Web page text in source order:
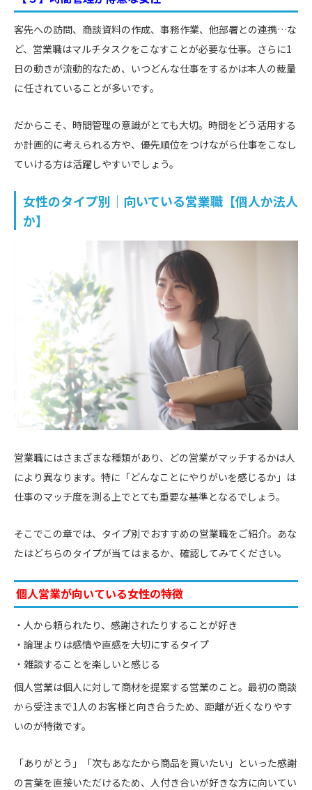
客先への訪問、商談資料の作成、事務作業、他部署との連携…な
ど、営業職はマルチタスクをこなすことが必要な仕事。さらに1
日の動きが流動的なため、いつどんな仕事をするかは本人の裁量
に任されていることが多いです。
だからこそ、時間管理の意識がとても大切。時間をどう活用する
か計画的に考えられる方や、優先順位をつけながら仕事をこなし
ていける方は活躍しやすいでしょう。
女性のタイプ別｜向いている営業職【個人か法人
か】
営業職にはさまざまな種類があり、どの営業がマッチするかは人
により異なります。特に「どんなことにやりがいを感じるか」は
仕事のマッチ度を測る上でとても重要な基準となるでしょう。
そこでこの章では、タイプ別でおすすめの営業職をご紹介。あな
たはどちらのタイプが当てはまるか、確認してみてください。
個人営業が向いている女性の特徴
人から頼られたり、感謝されたりすることが好き
論理よりは感情や直感を大切にするタイプ
雑談することを楽しいと感じる
個人営業は個人に対して商材を提案する営業のこと。最初の商談
から受注まで1人のお客様と向き合うため、距離が近くなりやす
いのが特徴です。
「ありがとう」「次もあなたから商品を買いたい」といった感謝
の言葉を直接いただけるため、人付き合いが好きな方に向いてい